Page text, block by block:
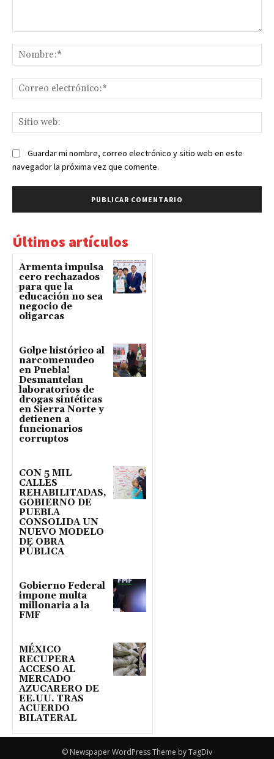
Guardar mi nombre, correo electrónico y sitio web en este
navegador la próxima vez que comente.
Últimos artículos
Armenta impulsa
cero rechazados
para que la
educación no sea
negocio de
oligarcas
Golpe histórico al
narcomenudeo
en Puebla!
Desmantelan
laboratorios de
drogas sintéticas
en Sierra Norte y
detienen a
funcionarios
corruptos
CON 5 MIL
CALLES
REHABILITADAS,
GOBIERNO DE
PUEBLA
CONSOLIDA UN
NUEVO MODELO
DE OBRA
PÚBLICA
Gobierno Federal
impone multa
millonaria a la
FMF
MÉXICO
RECUPERA
ACCESO AL
MERCADO
AZUCARERO DE
EE.UU. TRAS
ACUERDO
BILATERAL
© Newspaper WordPress Theme by TagDiv